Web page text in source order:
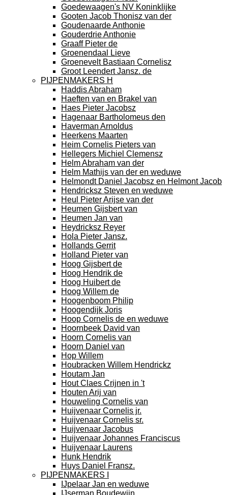
Goedewaagen's NV Koninklijke
Gooten Jacob Thonisz van der
Goudenaarde Anthonie
Gouderdrie Anthonie
Graaff Pieter de
Groenendaal Lieve
Groenevelt Bastiaan Cornelisz
Groot Leendert Jansz. de
PIJPENMAKERS H
Haddis Abraham
Haeften van en Brakel van
Haes Pieter Jacobsz
Hagenaar Bartholomeus den
Haverman Arnoldus
Heerkens Maarten
Heim Cornelis Pieters van
Hellegers Michiel Clemensz
Helm Abraham van der
Helm Mathijs van der en weduwe
Helmondt Daniel Jacobsz en Helmont Jacob
Hendricksz Steven en weduwe
Heul Pieter Arijse van der
Heumen Gijsbert van
Heumen Jan van
Heydricksz Reyer
Hola Pieter Jansz.
Hollands Gerrit
Holland Pieter van
Hoog Gijsbert de
Hoog Hendrik de
Hoog Huibert de
Hoog Willem de
Hoogenboom Philip
Hoogendijk Joris
Hoop Cornelis de en weduwe
Hoornbeek David van
Hoorn Cornelis van
Hoorn Daniel van
Hop Willem
Houbracken Willem Hendrickz
Houtam Jan
Hout Claes Crijnen in 't
Houten Arij van
Houweling Cornelis van
Huijvenaar Cornelis jr.
Huijvenaar Cornelis sr.
Huijvenaar Jacobus
Huijvenaar Johannes Franciscus
Huijvenaar Laurens
Hunk Hendrik
Huys Daniel Fransz.
PIJPENMAKERS I
IJpelaar Jan en weduwe
IJserman Boudewijn